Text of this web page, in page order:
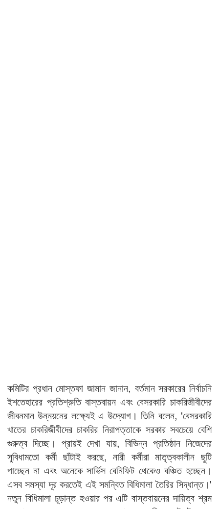
কমিটির প্রধান মোস্তফা জামান জানান, বর্তমান সরকারের নির্বাচনি
ইশতেহারের প্রতিশ্রুতি বাস্তবায়ন এবং বেসরকারি চাকরিজীবীদের
জীবনমান উন্নয়নের লক্ষ্যেই এ উদ্যোগ। তিনি বলেন, 'বেসরকারি
খাতের চাকরিজীবীদের চাকরির নিরাপত্তাকে সরকার সবচেয়ে বেশি
গুরুত্ব দিচ্ছে। প্রায়ই দেখা যায়, বিভিন্ন প্রতিষ্ঠান নিজেদের
সুবিধামতো কর্মী ছাঁটাই করছে, নারী কর্মীরা মাতৃত্বকালীন ছুটি
পাচ্ছেন না এবং অনেকে সার্ভিস বেনিফিট থেকেও বঞ্চিত হচ্ছেন।
এসব সমস্যা দূর করতেই এই সমন্বিত বিধিমালা তৈরির সিদ্ধান্ত।'
নতুন বিধিমালা চূড়ান্ত হওয়ার পর এটি বাস্তবায়নের দায়িত্ব শ্রম